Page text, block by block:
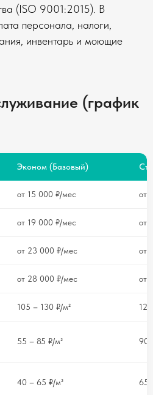
(ISO 9001:2015). В
персонала, налоги,
инвентарь и моющие
(график
Эконом (Базовый)
от 15 000 ₽/мес от
от 19 000 ₽/мес от
от 23 000 ₽/мес от
от 28 000 ₽/мес от
105 – 130 ₽/м²
55 – 85 ₽/м² 90
40 – 65 ₽/м² 65